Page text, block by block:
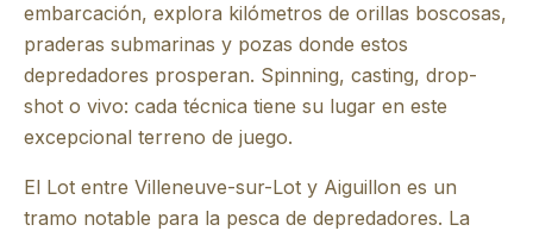
embarcación, explora kilómetros de orillas boscosas,
praderas submarinas y pozas donde estos
depredadores prosperan. Spinning, casting, drop-
shot o vivo: cada técnica tiene su lugar en este
excepcional terreno de juego.
El Lot entre Villeneuve-sur-Lot y Aiguillon es un
tramo notable para la pesca de depredadores. La